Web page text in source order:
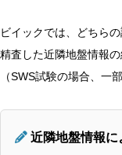
ビイックでは、どちら
精査した近隣地盤情報
（SWS試験の場合、一
近隣地盤情報